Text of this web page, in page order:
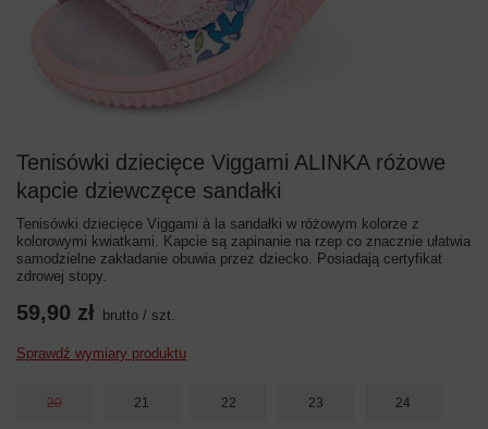
Tenisówki dziecięce Viggami ALINKA różowe
kapcie dziewczęce sandałki
Tenisówki dziecięce Viggami à la sandałki w różowym kolorze z
kolorowymi kwiatkami. Kapcie są zapinanie na rzep co znacznie ułatwia
samodzielne zakładanie obuwia przez dziecko. Posiadają certyfikat
zdrowej stopy.
59,90 zł brutto / szt.
Sprawdź wymiary produktu
20 21 22 23 24